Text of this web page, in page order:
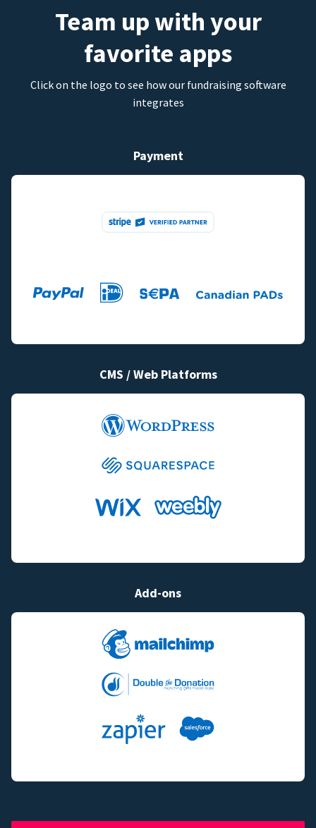
Team up with your
favorite apps
Click on the logo to see how our fundraising software
integrates
Payment
CMS / Web Platforms
Add-ons